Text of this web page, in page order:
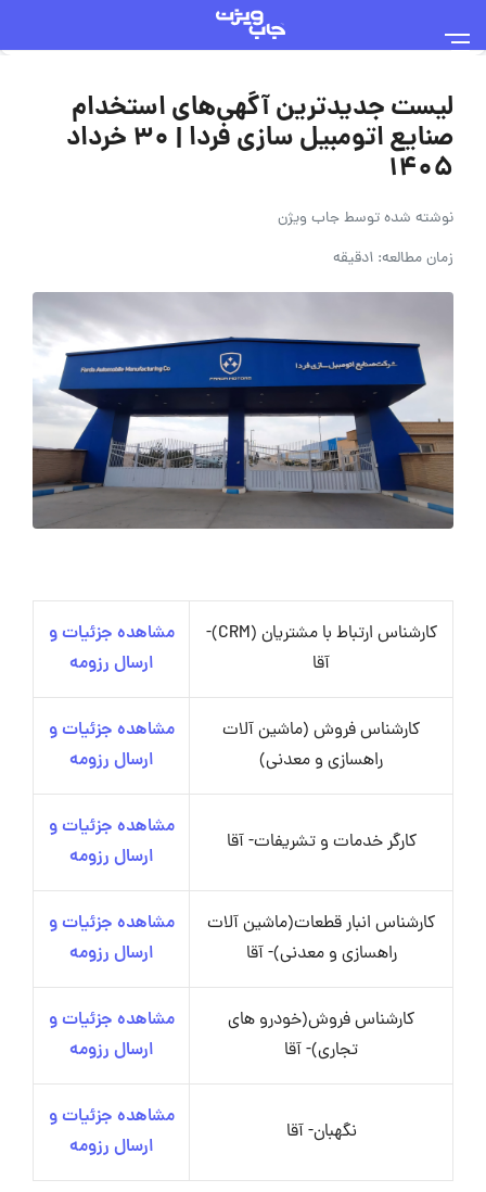
لیست جدیدترین آگهی‌های استخدام
صنایع اتومبیل سازی فردا | ۳۰ خرداد
۱۴۰۵
نوشته شده توسطجاب ویژن
زمان مطالعه: 1دقیقه
کارشناس ارتباط با مشتریان (CRM)-
آقا
مشاهده جزئیات و
ارسال رزومه
کارشناس فروش (ماشین آلات
راهسازی و معدنی)
مشاهده جزئیات و
ارسال رزومه
کارگر خدمات و تشریفات- آقا
مشاهده جزئیات و
ارسال رزومه
کارشناس انبار قطعات(ماشین آلات
راهسازی و معدنی)- آقا
مشاهده جزئیات و
ارسال رزومه
کارشناس فروش(خودرو های
تجاری)- آقا
مشاهده جزئیات و
ارسال رزومه
نگهبان- آقا
مشاهده جزئیات و
ارسال رزومه